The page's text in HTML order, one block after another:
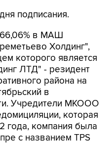
подписания.
в МАШ
Холдинг",
которого является
ЛТД" - резидент
района на
в
Учредители МКООО
которая
года, компания была
с названием TPS